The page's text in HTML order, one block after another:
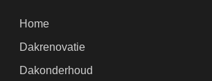
Home
Dakrenovatie
Dakonderhoud